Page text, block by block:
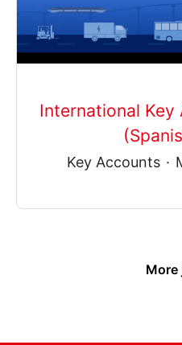
International
Key Accounts ·
More